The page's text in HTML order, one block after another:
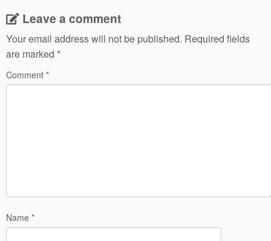
Leave a comment
Your email address will not be published. Required fields
are marked *
Comment *
Name *